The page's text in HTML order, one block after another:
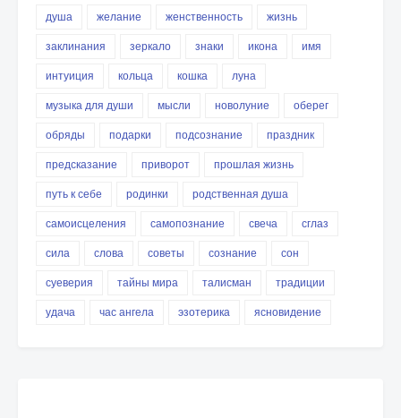
душа
желание женственность
жизнь
заклинания
зеркало знаки икона
имя
интуиция
кольца кошка
луна
музыка для души
мысли новолуние
оберег
обряды
подарки подсознание
праздник
предсказание
приворот
прошлая жизнь
путь к себе
родинки
родственная душа
самоисцеления
самопознание свеча
сглаз
сила
слова советы сознание
сон
суеверия
тайны мира талисман
традиции
удача
час ангела эзотерика ясновидение